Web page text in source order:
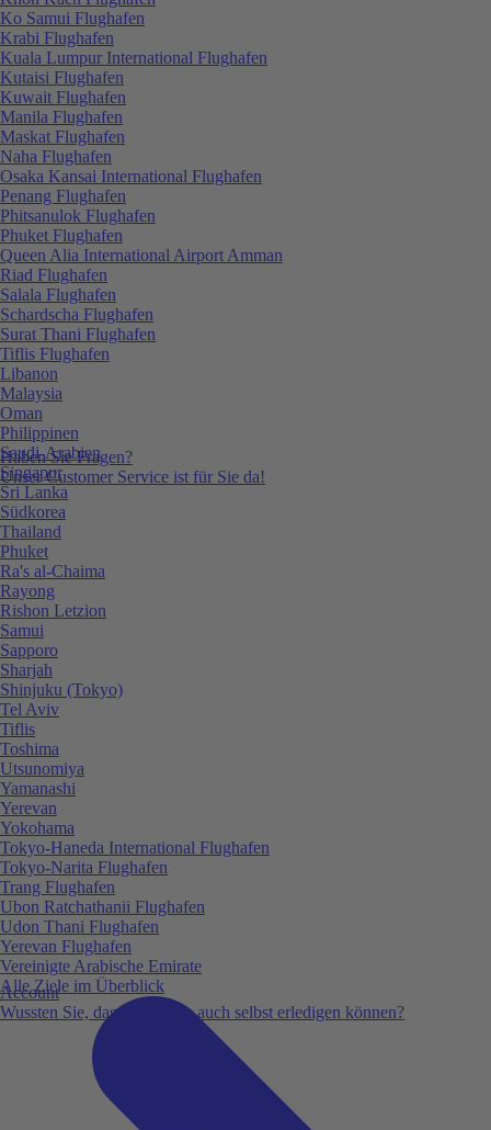
Haben Sie Fragen?
Unser Customer Service ist für Sie da!
Account
Wussten Sie, dass Sie vieles auch selbst erledigen können?
Ko Samui Flughafen
Krabi Flughafen
Kuala Lumpur International Flughafen
Kutaisi Flughafen
Kuwait Flughafen
Manila Flughafen
Maskat Flughafen
Naha Flughafen
Osaka Kansai International Flughafen
Penang Flughafen
Phitsanulok Flughafen
Phuket Flughafen
Queen Alia International Airport Amman
Riad Flughafen
Salala Flughafen
Schardscha Flughafen
Surat Thani Flughafen
Tiflis Flughafen
Libanon
Malaysia
Oman
Philippinen
Saudi-Arabien
Singapur
Sri Lanka
Südkorea
Thailand
Phuket
Ra's al-Chaima
Rayong
Rishon Letzion
Samui
Sapporo
Sharjah
Shinjuku (Tokyo)
Tel Aviv
Tiflis
Toshima
Utsunomiya
Yamanashi
Yerevan
Yokohama
Tokyo-Haneda International Flughafen
Tokyo-Narita Flughafen
Trang Flughafen
Ubon Ratchathanii Flughafen
Udon Thani Flughafen
Yerevan Flughafen
Vereinigte Arabische Emirate
Alle Ziele im Überblick